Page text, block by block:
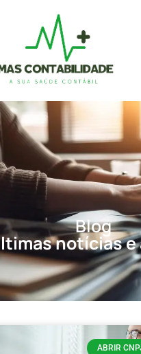
Blog
notícias
ABRIR